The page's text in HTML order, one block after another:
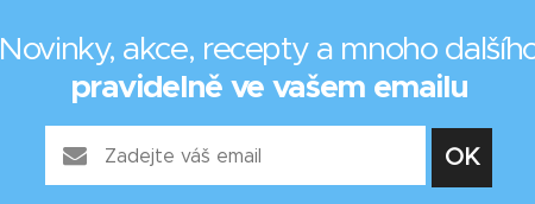
Novinky, akce, recepty a mnoho
pravidelně ve vašem emailu